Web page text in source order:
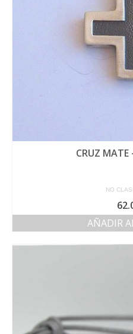
CRUZ MATE
NO
AÑADIR